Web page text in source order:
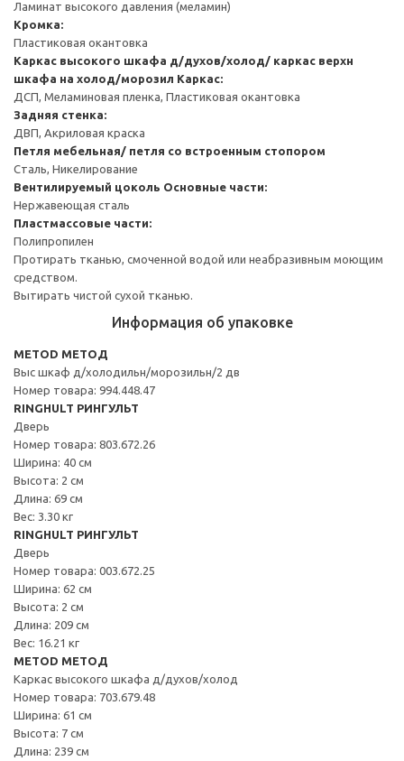
Ламинат высокого давления (меламин)
Кромка:
Пластиковая окантовка
Каркас высокого шкафа д/духов/холод/ каркас верхн
шкафа на холод/морозил Каркас:
ДСП, Меламиновая пленка, Пластиковая окантовка
Задняя стенка:
ДВП, Акриловая краска
Петля мебельная/ петля со встроенным стопором
Сталь, Никелирование
Вентилируемый цоколь Основные части:
Нержавеющая сталь
Пластмассовые части:
Полипропилен
Протирать тканью, смоченной водой или неабразивным моющим
средством.
Вытирать чистой сухой тканью.
Информация об упаковке
METOD МЕТОД
Выс шкаф д/холодильн/морозильн/2 дв
Номер товара: 994.448.47
RINGHULT РИНГУЛЬТ
Дверь
Номер товара: 803.672.26
Ширина: 40 см
Высота: 2 см
Длина: 69 см
Вес: 3.30 кг
RINGHULT РИНГУЛЬТ
Дверь
Номер товара: 003.672.25
Ширина: 62 см
Высота: 2 см
Длина: 209 см
Вес: 16.21 кг
METOD МЕТОД
Каркас высокого шкафа д/духов/холод
Номер товара: 703.679.48
Ширина: 61 см
Высота: 7 см
Длина: 239 см